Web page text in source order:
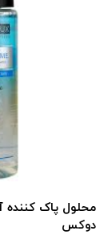
محلول پاک
دوکس